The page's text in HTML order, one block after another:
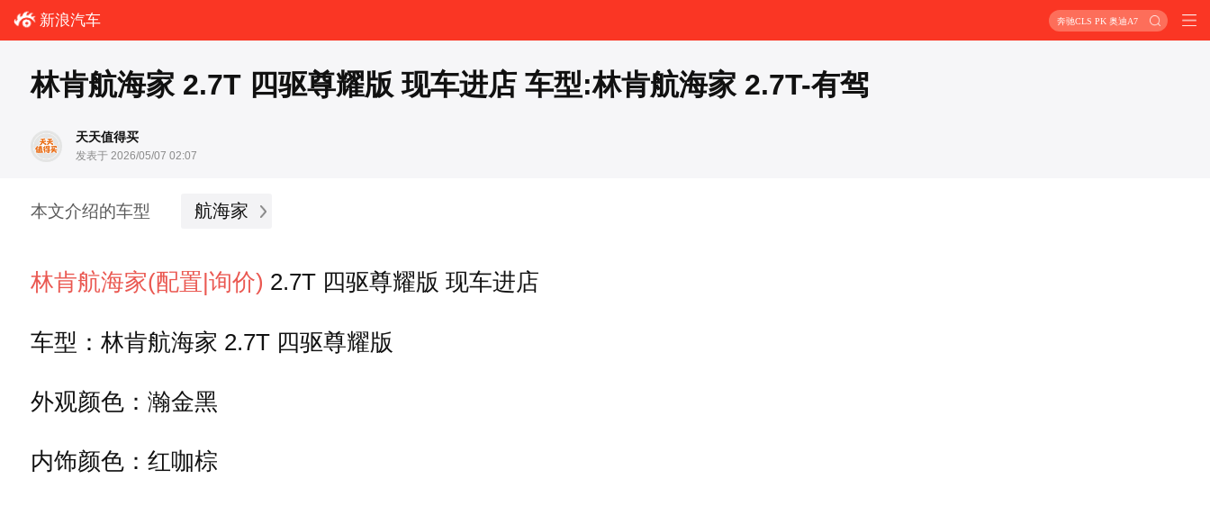
新浪汽车 奔驰CLS PK 奥迪A7
林肯航海家 2.7T 四驱尊耀版 现车进店 车型:林肯航海家 2.7T-有驾
天天值得买
发表于 2026/05/07 02:07
本文介绍的车型 航海家
林肯航海家(配置 |询价) 2.7T 四驱尊耀版 现车进店
车型：林肯航海家 2.7T 四驱尊耀版
外观颜色：瀚金黑
内饰颜色：红咖棕